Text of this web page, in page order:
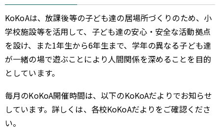
KoKoAは、放課後等の子ども達の居場所づくりのため、小
学校施設等を活用して、子ども達の安心・安全な活動拠点
を設け、また1年生から6年生まで、学年の異なる子ども達
が一緒の場で遊ぶことにより人間関係を深めることを目的
としています。
毎月のKoKoA開催時間は、以下のKoKoAだよりでお知らせ
しています。詳しくは、各校KoKoAだよりをご確認くださ
い。